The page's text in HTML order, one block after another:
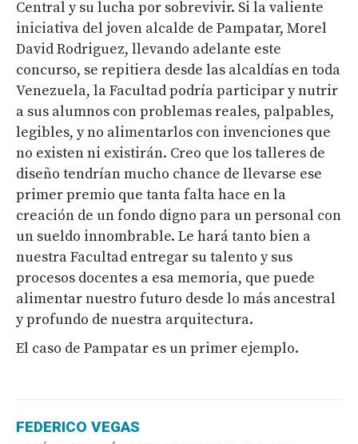
Central y su lucha por sobrevivir. Si la valiente
iniciativa del joven alcalde de Pampatar, Morel
David Rodriguez, llevando adelante este
concurso, se repitiera desde las alcaldías en toda
Venezuela, la Facultad podría participar y nutrir
a sus alumnos con problemas reales, palpables,
legibles, y no alimentarlos con invenciones que
no existen ni existirán. Creo que los talleres de
diseño tendrían mucho chance de llevarse ese
primer premio que tanta falta hace en la
creación de un fondo digno para un personal con
un sueldo innombrable. Le hará tanto bien a
nuestra Facultad entregar su talento y sus
procesos docentes a esa memoria, que puede
alimentar nuestro futuro desde lo más ancestral
y profundo de nuestra arquitectura.
El caso de Pampatar es un primer ejemplo.
FEDERICO VEGAS